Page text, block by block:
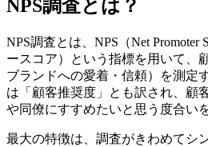
NPS調査とは？
NPS調査とは、NPS（Net Promoter
ースコア）という指標を用いて、
ブランドへの愛着・信頼）を測定
は「顧客推奨度」とも訳され、顧
や同僚にすすめたいと思う度合い
最大の特徴は、調査がきわめてシ